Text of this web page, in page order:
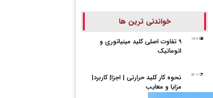
خواندنی ترین ها
9 تفاوت اصلی کلید مینیاتوری و
اتوماتیک
نحوه کار کلید حرارتی | اجزا| کاربرد|
مزایا و معایب